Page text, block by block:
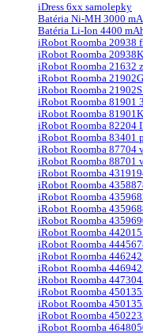
iDress 6xx samolepky
Batéria Ni-MH 3000
Batéria Li-Ion 4400
iRobot Roomba 20938
iRobot Roomba
iRobot Roomba 21632
iRobot Roomba
iRobot Roomba
iRobot Roomba 81901
iRobot Roomba
iRobot Roomba 82204
iRobot Roomba 83401
iRobot Roomba 87704
iRobot Roomba 88701
iRobot Roomba
iRobot Roomba
iRobot Roomba
iRobot Roomba
iRobot Roomba
iRobot Roomba
iRobot Roomba
iRobot Roomba
iRobot Roomba
iRobot Roomba
iRobot Roomba
iRobot Roomba
iRobot Roomba
iRobot Roomba